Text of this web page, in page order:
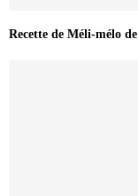
Recette de Méli-mélo